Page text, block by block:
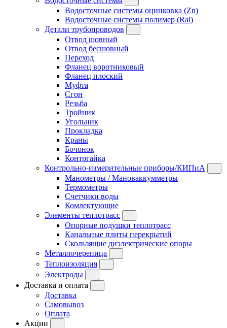
Водосточные системы оцинковка (Zn)
Водосточные системы полимер (Ral)
Детали трубопроводов
Отвод шовный
Отвод бесшовный
Переход
Фланец воротниковый
Фланец плоский
Муфта
Сгон
Резьба
Тройник
Угольник
Прокладка
Краны
Бочонок
Контргайка
Контрольно-измерительные приборы/КИПиА
Манометры / Мановаккумметры
Термометры
Счетчики воды
Комлектующие
Элементы теплотрасс
Опорные подушки теплотрасс
Канальные плиты перекрытий
Скользящие диэлектрические опоры
Металлочерепица
Теплоизоляция
Электроды
Доставка и оплата
Доставка
Самовывоз
Оплата
Акции